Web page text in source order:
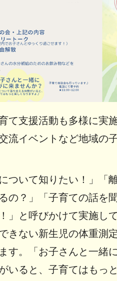
て支援活動も多様に実
流イベントなど地域の
ついて知りたい！」「
の？」「子育ての話を
」と呼びかけて実施し
きない新生児の体重測
す。「お子さんと一
いると、子育てはもっ